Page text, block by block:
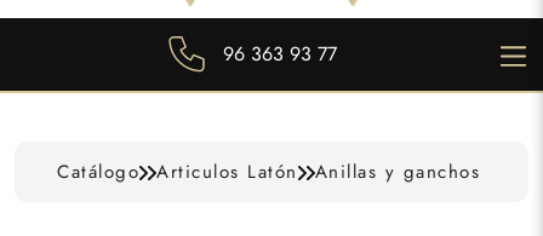
96 363 93 77
Catálogo Articulos Latón Anillas y ganchos